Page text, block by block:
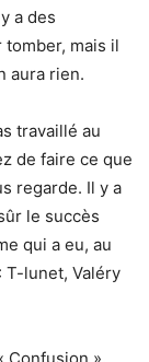
a des
mais il
aura rien.
travaillé au
de faire ce que
regarde. Il y a
le succès
qui a eu, au
T-lunet, Valéry